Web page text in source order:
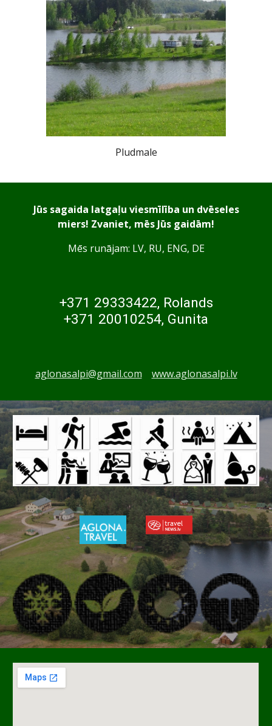
Pludmale
Jūs sagaida latgaļu viesmīlība un dvēseles
miers! Zvaniet, mēs Jūs gaidām!
Mēs runājam: LV, RU, ENG, DE
+371 29333422, Rolands
+371 20010254, Gunita
aglonasalpi@gmail.com www.aglonasalpi.lv